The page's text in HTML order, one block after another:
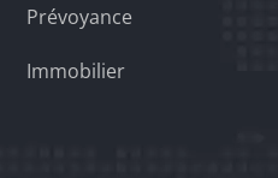
Prévoyance
Immobilier